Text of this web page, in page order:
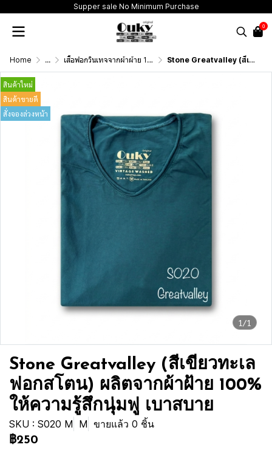
Supper sale No Minimum Purchase
0
Home ... เสื้อฟอกวินเทจจากผ้าผ้าย 100 เปอร์เซนต์ รุ่นดั้งเดิม (T-Shirt Originai Vintage Washed Cotton 100%) Stone Greatvalley (สีเขียวทะเลฟอกสโตน) ผลิตจากผ้าฝ้าย 100% ให้ความรู้สึกนุ่มฟู เบาสบาย
1/1
สินค้าใหม่
สินค้าขายดี
สั่งจองล่วงหน้า
Stone Greatvalley (สีเขียวทะเล
ฟอกสโตน) ผลิตจากผ้าฝ้าย 100%
ให้ความรู้สึกนุ่มฟู เบาสบาย
SKU : S020 M M ขายแล้ว 0 ชิ้น
฿250